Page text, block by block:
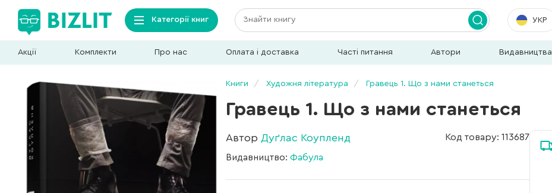
Категорії книг УКР
Акції Комплекти Про нас Оплата і доставка Часті питання Автори Видавництва
Книги Художня література Гравець 1. Що з нами станеться
Гравець 1. Що з нами станеться
Автор Дуґлас Коупленд
Видавництво: Фабула
Код товару: 113687